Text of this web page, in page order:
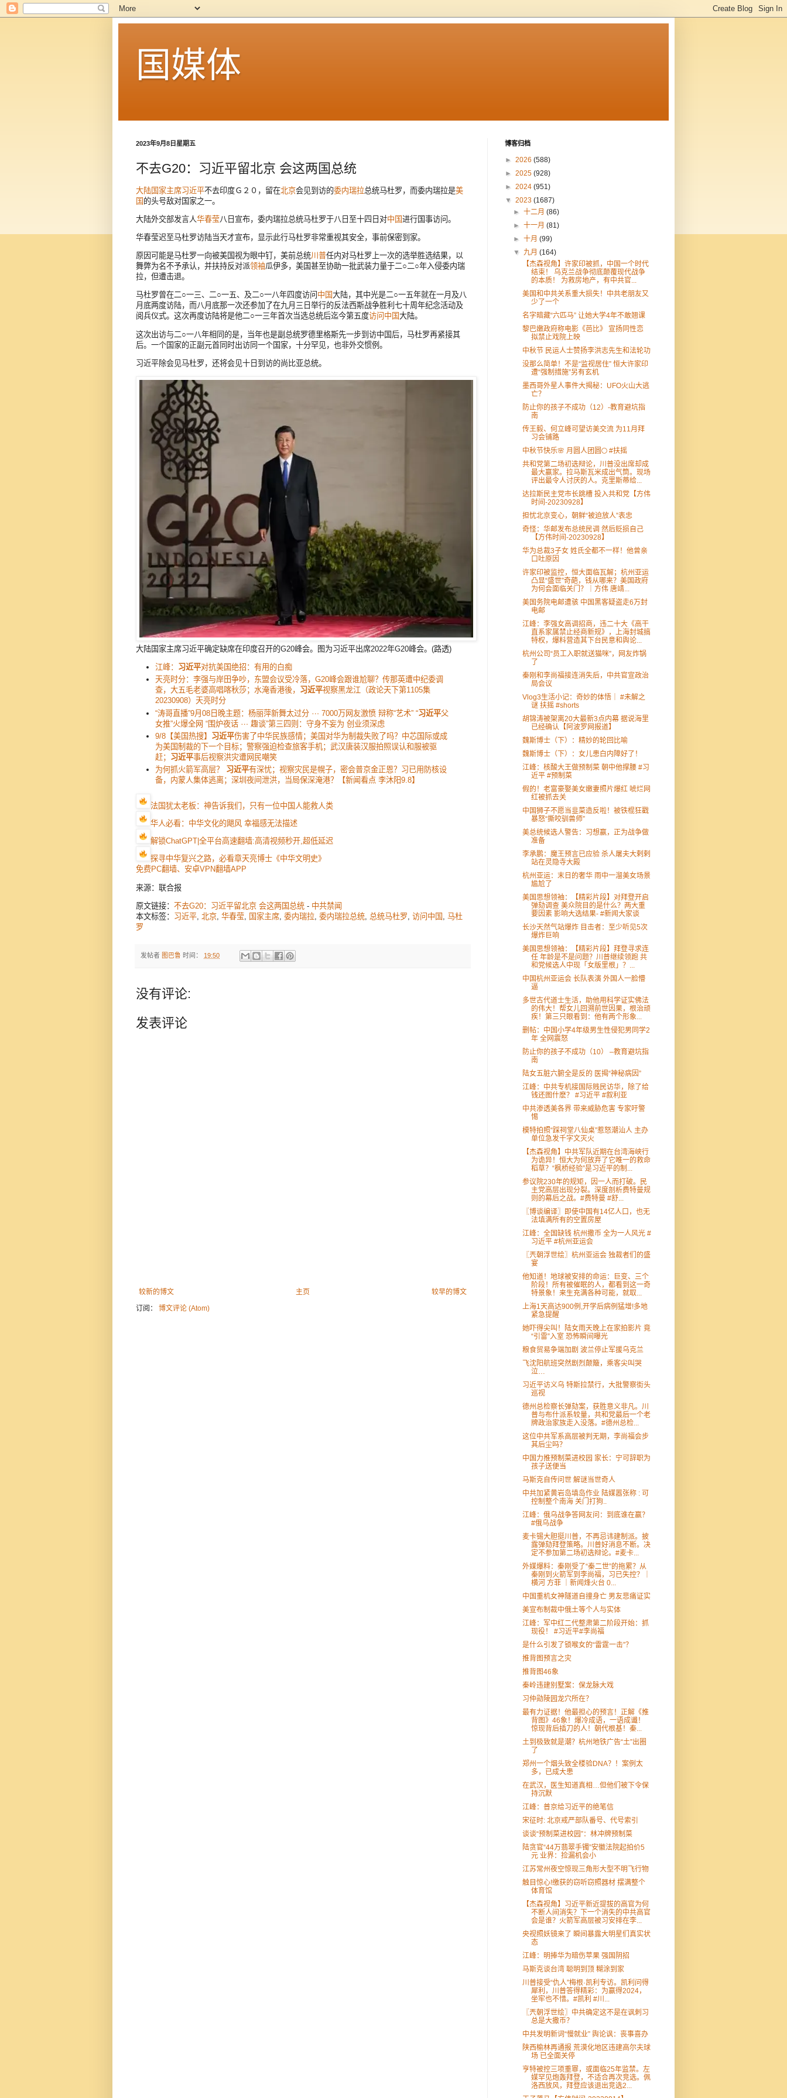
国媒体
2023年9月8日星期五
不去G20：习近平留北京 会这两国总统
大陆国家主席习近平不去印度Ｇ２０，留在北京会见到访的委内瑞拉总统马杜罗，而委内瑞拉是美
国 的头号敌对国家之一。
大陆外交部发言人华春莹八日宣布，委内瑞拉总统马杜罗于八日至十四日对中国进行国事访问。
华春莹迟至马杜罗访陆当天才宣布，显示此行马杜罗非常重视其安全，事前保密到家。
原因可能是马杜罗一向被美国视为眼中钉，美前总统川普任内对马杜罗上一次的选举胜选结果，以
舞弊为名不予承认，并扶持反对派领袖瓜伊多，美国甚至协助一批武装力量于二○二○年入侵委内瑞
拉，但遭击退。
马杜罗曾在二○一三、二○一五、及二○一八年四度访问 中国大陆，其中光是二○一五年就在一月及八
月底两度访陆，而八月底那一次还参加了在九月三日举行的反法西斯战争胜利七十周年纪念活动及
阅兵仪式。这次再度访陆将是他二○一三年首次当选总统后迄今第五度访问中国大陆。
这次出访与二○一八年相同的是，当年也是副总统罗德里格斯先一步到访中国后，马杜罗再紧接其
后。一个国家的正副元首同时出访同一个国家，十分罕见，也非外交惯例。
习近平除会见马杜罗，还将会见十日到访的尚比亚总统。
大陆国家主席习近平确定缺席在印度召开的G20峰会。图为习近平出席2022年G20峰会。(路透)
江峰： 习近平对抗美国绝招：有用的白痴
天亮时分：李强与岸田争吵，东盟会议受冷落，G20峰会跟谁尬聊？传那英遭中纪委调
查，大五毛老婆高唱喀秋莎；水淹香港後， 习近平视察黑龙江（政论天下第1105集
20230908）天亮时分
“涛哥直播”9月08日晚主题：杨丽萍新舞太过分 ⋯ 7000万网友激愤 辩称“艺术” “习近平父
女推”火爆全网 “围炉夜话 ⋯ 趣谈”第三四则：守身不妄为 创业须深虑
9/8【美国热搜】 习近平伤害了中华民族感情；美国对华为制裁失败了吗？中芯国际或成
为美国制裁的下一个目标；警察强迫检查旅客手机；武汉唐装汉服拍照误认和服被驱
赶； 习近平事后视察洪灾遭网民嘲笑
为何抓火箭军高层？ 习近平有深忧；视察灾民是幌子，密会普京金正恩？习已用防核设
备，内蒙人集体逃离；深圳夜间泄洪，当局保深淹港？【新闻看点 李沐阳9.8】
法国犹太老板：神告诉我们，只有一位中国人能救人类
华人必看：中华文化的飓风 幸福感无法描述
解锁ChatGPT|全平台高速翻墙:高清视频秒开,超低延迟
探寻中华复兴之路，必看章天亮博士《中华文明史》
免费PC翻墙、安卓VPN翻墙APP
来源：联合报
原文链接： 不去G20：习近平留北京 会这两国总统 - 中共禁闻
本文标签： 习近平 北京 华春莹 国家主席 委内瑞拉 委内瑞拉总统 总统马杜罗 访问中国
马杜
罗
发帖者 图巴鲁 时间： 19:50
没有评论:
发表评论
较新的博文 较早的博文
主页
订阅： 博文评论 (Atom)
博客归档
► 2026 (588)
► 2025 (928)
► 2024 (951)
▼ 2023 (1687)
►十二月(86)
►十一月(81)
►十月(99)
▼ 九月(164)
【杰森视角】许家印被抓，中国一个时代
结束！ 乌克兰战争彻底颠覆现代战争
的本质！ 为救房地产，有中共官...
美国和中共关系重大损失！中共老朋友又
少了一个
名字暗藏“六匹马” 让她大学4年不敢翘课
黎巴嫩政府称电影《芭比》 宣扬同性恋
拟禁止戏院上映
中秋节 民运人士赞扬李洪志先生和法轮功
没那么简单！不是“监视居住” 恒大许家印
遭“强制措施”另有玄机
墨西哥外星人事件大揭秘：UFO火山大逃
亡？
防止你的孩子不成功（12）-教育避坑指
南
传王毅、何立峰可望访美交流 为11月拜
习会铺路
中秋节快乐🌸 月圆人团圆🌕 #扶摇
共和党第二场初选辩论，川普没出席却成
最大赢家。拉马斯瓦米成出气筒。现场
评出最令人讨厌的人。克里斯蒂给...
达拉斯民主党市长跳槽 投入共和党【方伟
时间-20230928】
担忧北京变心，朝鲜“被迫放人”表忠
奇怪：华邮发布总统民调 然后贬损自己
【方伟时间-20230928】
华为总裁3子女 姓氏全都不一样！他曾亲
口吐原因
许家印被监控，恒大面临瓦解；杭州亚运
凸显“盛世”奇葩，钱从哪来？美国政府
为何会面临关门？｜方伟 唐靖...
美国务院电邮遭骇 中国黑客疑盗走6万封
电邮
江峰：李强女高调招商，违二十大《高干
直系家属禁止经商新规》，上海封城搞
特权，爆料营造其下台民意和舆论...
杭州公司“员工入职就送猫咪”，网友炸锅
了
秦刚和李尚福接连消失后，中共官宣政治
局会议
Vlog3生活小记：奇妙的体悟｜ #未解之
谜 扶摇 #shorts
胡锦涛被架离20大最新3点内幕 据说海里
已经确认【阿波罗网报道】
魏斯博士（下）：精妙的轮回比喻
魏斯博士（下）：女儿患白内障好了！
江峰：核酸大王做预制菜 朝中他撑腰 #习
近平 #预制菜
假的！老富豪娶美女嫩妻照片爆红 唬烂网
红被抓去关
中国狮子不愿当韭菜造反啦！被铁棍狂戳
暴怒“撕咬驯兽师”
美总统候选人警告：习想赢，正为战争做
准备
李承鹏：魔王预言已应验 杀人屠夫大剌剌
站在灵隐寺大殿
杭州亚运：末日的奢华 雨中一溜美女场景
尴尬了
美国思想领袖：【精彩片段】对拜登开启
弹劾调查 美众院目的是什么？两大重
要因素 影响大选结果- #新闻大家谈
长沙天然气站爆炸 目击者：至少听见5次
爆炸巨响
美国思想领袖：【精彩片段】拜登寻求连
任 年龄是不是问题？川普继续领跑 共
和党候选人中现「女版里根」？...
中国杭州亚运会 长队表演 外国人一脸懵
逼
多世古代道士生活，助他用科学证实佛法
的伟大！帮女儿回溯前世因果，根治顽
疾！第三只眼看到：他有两个形象...
删帖：中国小学4年级男生性侵犯男同学2
年 全网震怒
防止你的孩子不成功（10） –教育避坑指
南
陆女五脏六腑全是反的 医揭“神秘病因”
江峰：中共专机接国际贱民访华，除了给
钱还图什麽？ #习近平 #叙利亚
中共渗透美各界 带来威胁危害 专家吁警
惕
模特拍照“踩祠堂八仙桌”惹怒潮汕人 主办
单位急发千字文灭火
【杰森视角】中共军队近期在台湾海峡行
为诡异！恒大为何放弃了它唯一的救命
稻草？“枫桥经验”是习近平的制...
参议院230年的规矩，因一人而打破。民
主党高层出现分裂。深度剖析费特曼规
则的幕后之战。#费特曼 #舒...
〖博谈编译〗即使中国有14亿人口，也无
法填满所有的空置房屋
江峰：全国缺钱 杭州撒币 全为一人风光 #
习近平 #杭州亚运会
〖兲朝浮世绘〗杭州亚运会 独裁者们的盛
宴
他知道！地球被安排的命运：巨变、三个
阶段！所有被催眠的人，都看到这一奇
特景象！来生充满各种可能，就取...
上海1天高达900例,开学后病例猛增!多地
紧急提醒
她吓得尖叫！陆女雨天晚上在家拍影片 竟
“引雷”入室 恐怖瞬间曝光
粮食贸易争端加剧 波兰停止军援乌克兰
飞沈阳航班突然剧烈颠簸，乘客尖叫哭
泣…
习近平访义乌 特斯拉禁行，大批警察街头
巡视
德州总检察长弹劾案，获胜意义非凡。川
普与布什派系较量，共和党最后一个老
牌政治家族走入没落。#德州总检...
这位中共军系高层被判无期，李尚福会步
其后尘吗？
中国力推预制菜进校园 家长：宁可辞职为
孩子送便当
马斯克自传问世 解谜当世奇人
中共加紧黄岩岛填岛作业 陆媒嚣张称 : 可
控制整个南海 关门打狗..
江峰：俄乌战争答网友问：到底谁在赢？
#俄乌战争
麦卡锡大胆挺川普，不再忌讳建制派。披
露弹劾拜登策略。川普好消息不断。决
定不参加第二场初选辩论。#麦卡...
外媒爆料：秦刚受了“秦二世”的拖累？从
秦刚到火箭军到李尚福，习已失控？｜
横河 方菲 ｜新闻烽火台 0...
中国重机女神隧道自撞身亡 男友悲痛证实
美宣布制裁中俄土等个人与实体
江峰：军中红二代整肃第二阶段开始：抓
现役！ #习近平#李尚福
是什么引发了锁喉女的“雷霆一击”？
推背图预言之灾
推背图46象
秦岭违建别墅案：保龙脉大戏
习仲勋陵园龙穴所在？
最有力证据！他最担心的预言！正解《推
背图》46象！爆冷成语，一语成谶！
惊现背后插刀的人！朝代根基！秦...
土到极致就是潮？杭州地铁广告“土”出圈
了
郑州一个烟头致全楼验DNA？！案例太
多，已成大患
在武汉，医生知道真相…但他们被下令保
持沉默
江峰：普京给习近平的绝笔信
宋征时: 北京戒严部队番号、代号索引
谈谈“预制菜进校园”：林冲牌预制菜
陆贪官“44万翡翠手镯”安徽法院起拍价5
元 业界：捡漏机会小
江苏常州夜空惊现三角形大型不明飞行物
触目惊心!缴获的窃听窃照器材 摆满整个
体育馆
【杰森视角】习近平新近提拔的高官为何
不断人间消失？下一个消失的中共高官
会是谁？火箭军高层被习安排在李...
央视照妖镜来了 瞬间暴露大明星们真实状
态
江峰：明捧华为暗伤苹果 强国阴招
马斯克谈台湾 聪明到顶 糊涂到家
川普接受“仇人”梅根·凯利专访。凯利问得
犀利，川普答得精彩：为赢得2024，
坐牢也不惜。#凯利 #川...
〖兲朝浮世绘〗中共确定这不是在讽刺习
总是大撒币？
中共发明新词“慢就业” 舆论讽：丧事喜办
陕西榆林再通报 荒漠化地区违建高尔夫球
场 已全面关停
亨特被控三项重罪，或面临25年监禁。左
媒罕见炮轰拜登，不适合再次竞选。佩
洛西放风，拜登应该退出竞选2...